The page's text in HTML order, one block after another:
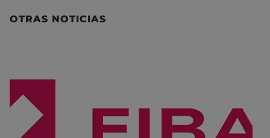
OTRAS NOTICIAS